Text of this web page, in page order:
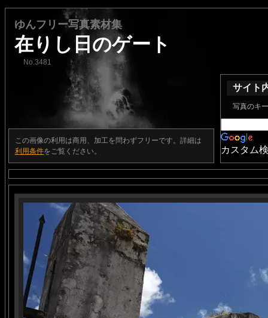
ゆんフリー写真素材集
在りし日のゲート
No.3481
この画像の利用は商用、加工を問わずフリーです。詳細は
利用条件をご覧ください。
サイト
写真のキ
カスタム